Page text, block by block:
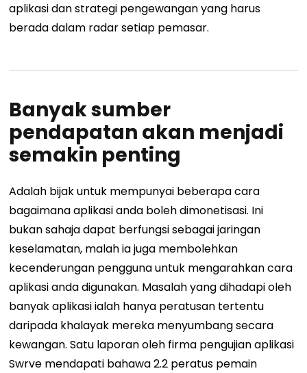
aplikasi dan strategi pengewangan yang harus
berada dalam radar setiap pemasar.
Banyak sumber
pendapatan akan menjadi
semakin penting
Adalah bijak untuk mempunyai beberapa cara
bagaimana aplikasi anda boleh dimonetisasi. Ini
bukan sahaja dapat berfungsi sebagai jaringan
keselamatan, malah ia juga membolehkan
kecenderungan pengguna untuk mengarahkan cara
aplikasi anda digunakan. Masalah yang dihadapi oleh
banyak aplikasi ialah hanya peratusan tertentu
daripada khalayak mereka menyumbang secara
kewangan. Satu laporan oleh firma pengujian aplikasi
Swrve mendapati bahawa 2.2 peratus pemain